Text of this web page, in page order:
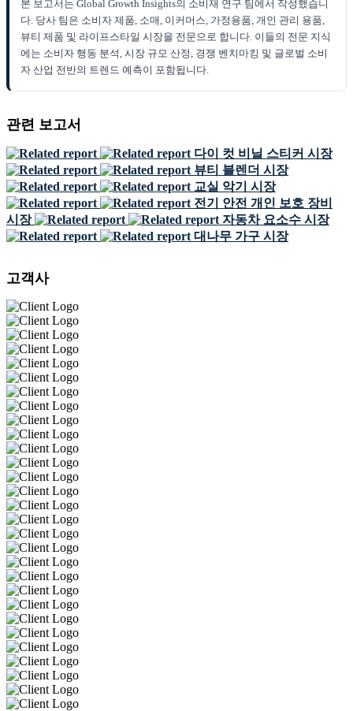
본 보고서는 Global Growth Insights의 소비재 연구 팀에서 작성했습니
다. 당사 팀은 소비자 제품, 소매, 이커머스, 가정용품, 개인 관리 용품,
뷰티 제품 및 라이프스타일 시장을 전문으로 합니다. 이들의 전문 지식
에는 소비자 행동 분석, 시장 규모 산정, 경쟁 벤치마킹 및 글로벌 소비
자 산업 전반의 트렌드 예측이 포함됩니다.
관련 보고서
다이 컷 비닐 스티커 시장
뷰티 블렌더 시장
교실 악기 시장
전기 안전 개인 보호 장비
시장
자동차 요소수 시장
대나무 가구 시장
고객사